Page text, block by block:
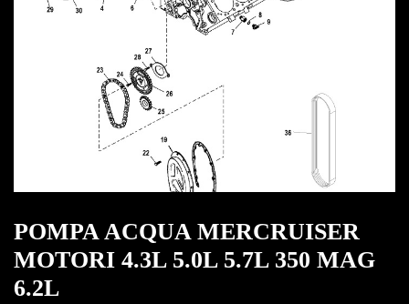
POMPA ACQUA MERCRUISER
MOTORI 4.3L 5.0L 5.7L 350 MAG
6.2L